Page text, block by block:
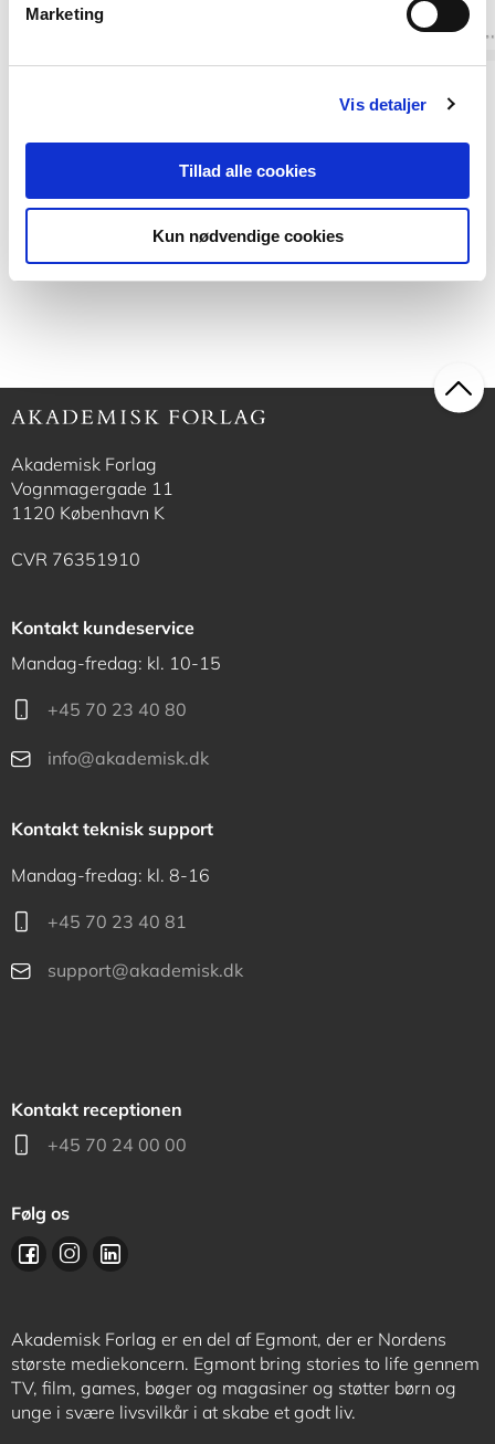
Marketing
Vis detaljer
Tillad alle cookies
Kun nødvendige cookies
Frede V. Nielsen
499,95 KR.
Hvad er psykologi
249,95 KR.
Akademisk Forlag
Vognmagergade 11
1120 København K
CVR 76351910
Kontakt kundeservice
Mandag-fredag: kl. 10-15
+45 70 23 40 80
info@akademisk.dk
Kontakt teknisk support
Mandag-fredag: kl. 8-16
+45 70 23 40 81
support@akademisk.dk
Kontakt receptionen
+45 70 24 00 00
Følg os
Akademisk Forlag er en del af Egmont, der er Nordens
største mediekoncern. Egmont bring stories to life gennem
TV, film, games, bøger og magasiner og støtter børn og
unge i svære livsvilkår i at skabe et godt liv.